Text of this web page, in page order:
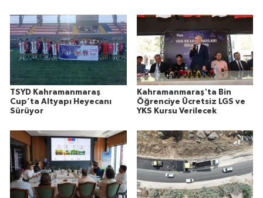
TSYD Kahramanmaraş
Cup’ta Altyapı Heyecanı
Sürüyor
Kahramanmaraş'ta Bin
Öğrenciye Ücretsiz LGS ve
YKS Kursu Verilecek